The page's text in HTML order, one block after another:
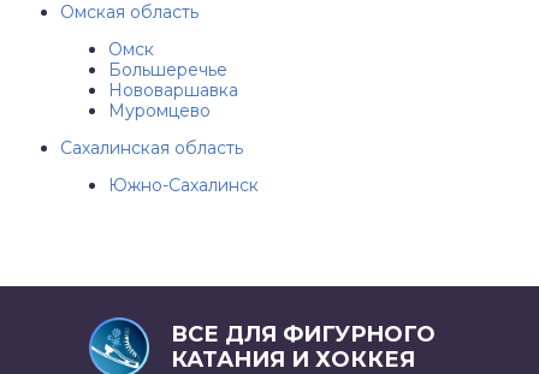
Омская область
Омск
Большеречье
Нововаршавка
Муромцево
Сахалинская область
Южно-Сахалинск
ВСЕ ДЛЯ ФИГУРНОГО
КАТАНИЯ И ХОККЕЯ